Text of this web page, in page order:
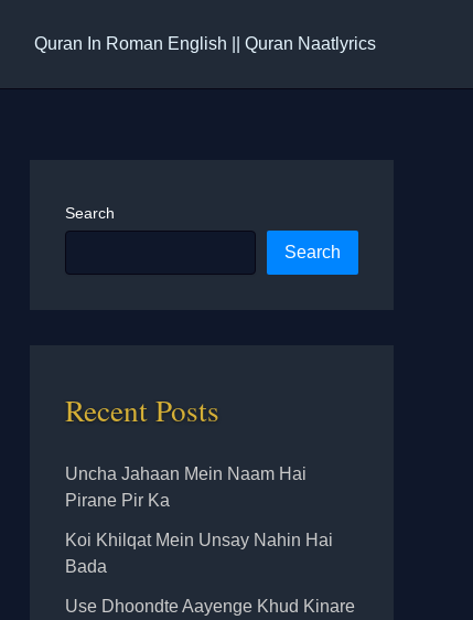
Quran In Roman English || Quran Naatlyrics
Search
Search
Recent Posts
Uncha Jahaan Mein Naam Hai
Pirane Pir Ka
Koi Khilqat Mein Unsay Nahin Hai
Bada
Use Dhoondte Aayenge Khud Kinare